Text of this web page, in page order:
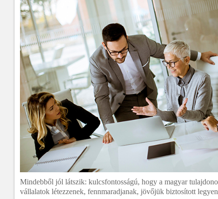
Mindebből jól látszik: kulcsfontosságú, hogy a magyar
vállalatok létezzenek, fennmaradjanak, jövőjük biztosított